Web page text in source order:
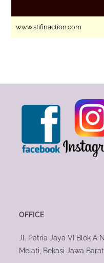
www.stifinaction.com
OFFICE
Jl. Patria Jaya VI Blok A
Melati, Bekasi Jawa Barat